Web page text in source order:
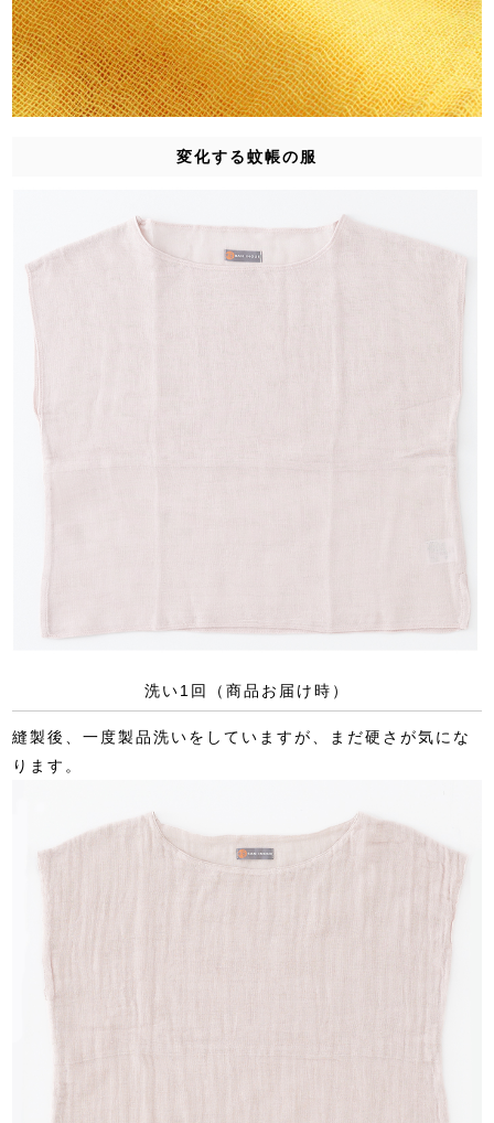
変化する蚊帳の服
洗い1回（商品お届け時）
縫製後、一度製品洗いをしていますが、まだ硬さが気にな
ります。